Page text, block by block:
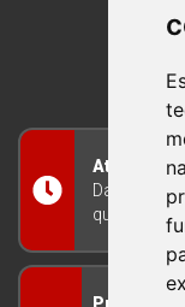
Das 8h às
quinta-feira,